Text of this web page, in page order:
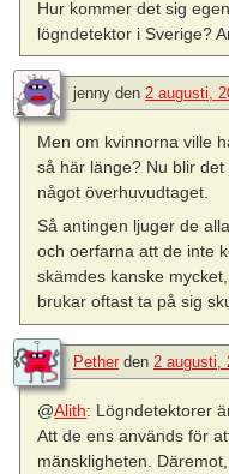
Hur kommer det sig
lögndetektor i Sverige?
jenny den 2 augusti,
Men om kvinnorna ville
så här länge? Nu blir
något överhuvudtaget.
Så antingen ljuger de
och oerfarna att de inte
skämdes kanske
brukar oftast ta på sig
Pether den 2 augusti,
@Alith: Lögndetektorer
Att de ens används för
mänskligheten.